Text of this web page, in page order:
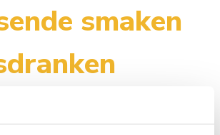
smaken
is Royal Club naast
Het merk biedt een breed scala aan verfrissende
voor elke gelegenheid. Horecagoedkoop biedt